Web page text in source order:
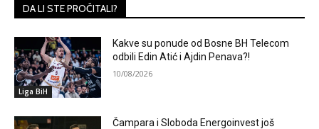
DA LI STE PROČITALI?
Liga BiH
Kakve su ponude od Bosne BH Telecom
odbili Edin Atić i Ajdin Penava?!
10/08/2026
Čampara i Sloboda Energoinvest još